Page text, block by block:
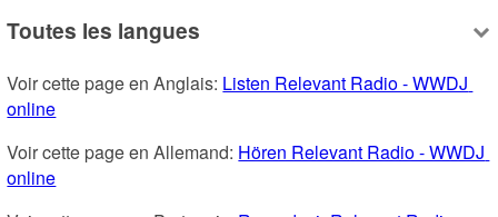
Toutes les langues
Voir cette page en Anglais: Listen Relevant Radio - WWDJ
online
Voir cette page en Allemand: Hören Relevant Radio - WWDJ
online